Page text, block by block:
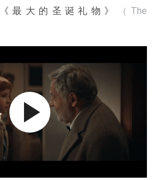
《最大的圣诞礼物》
（The